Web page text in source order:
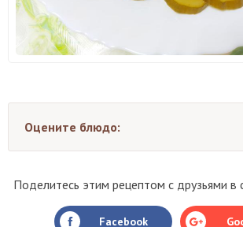
Оцените блюдо:
Поделитесь этим рецептом с друзьями в
Facebook